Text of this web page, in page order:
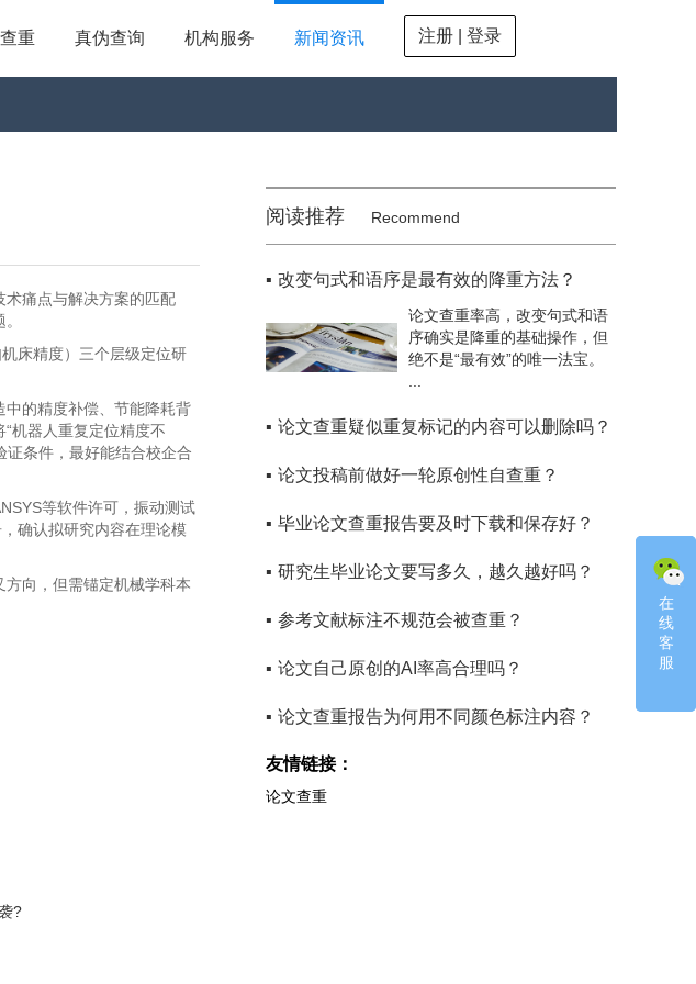
重 真伪查询 机构服务 新闻资讯 注册 | 登录
在
线
客
服
术痛点与解决方案的匹配
床精度）三个层级定位研
的精度补偿、节能降耗背
机器人重复定位精度不
证条件，最好能结合校企合
等软件许可，振动测试
确认拟研究内容在理论模
向，但需锚定机械学科本
?
阅读推荐 Recommend
▪ 改变句式和语序是最有效的降重方法？
论文查重率高，改变句式和语
序确实是降重的基础操作，但
绝不是“最有效”的唯一法宝。
▪ 论文查重疑似重复标记的内容可以删除吗？
▪ 论文投稿前做好一轮原创性自查重？
▪ 毕业论文查重报告要及时下载和保存好？
▪ 研究生毕业论文要写多久，越久越好吗？
▪ 参考文献标注不规范会被查重？
▪ 论文自己原创的AI率高合理吗？
▪ 论文查重报告为何用不同颜色标注内容？
友情链接：
论文查重
在
线
客
服